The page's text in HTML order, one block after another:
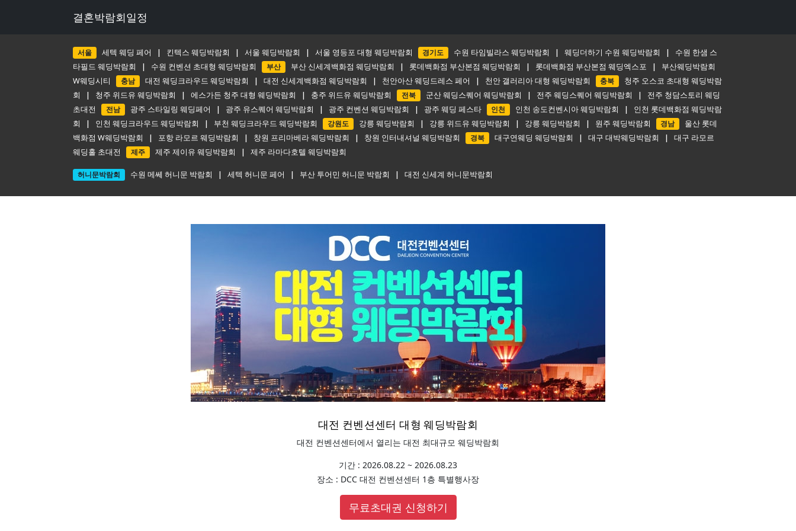
결혼박람회일정
서울 세텍 웨딩 페어 | 킨텍스 웨딩박람회 | 서울 웨딩박람회 | 서울 영등포 대형 웨딩박람회 경기도 수원 타임빌라스 웨딩박람회 |웨딩더하기 수원 웨딩박람회 | 수원 한샘 스
타필드 웨딩박람회
| 수원 컨벤션 초대형 웨딩박람회 부산 부산 신세계백화점 웨딩박람회 | 롯데백화점 부산본점 웨딩박람회 | 롯데백화점 부산본점 웨딩엑스포 | 부산웨딩박람회
W웨딩시티
충남 대전 웨딩크라우드 웨딩박람회 | 대전 신세계백화점 웨딩박람회 | 천안아산 웨딩드레스 페어 | 천안 갤러리아 대형 웨딩박람회 충북
청주 오스코 초대형 웨딩박람
회
| 청주 위드유 웨딩박람회 | 에스가든 청주 대형 웨딩박람회 | 충주 위드유 웨딩박람회 전북 군산 웨딩스퀘어 웨딩박람회 | 전주 웨딩스퀘어 웨딩박람회 | 전주 청담스토리 웨딩
초대전
전남 광주 스타일링 웨딩페어 | 광주 유스퀘어 웨딩박람회 | 광주 컨벤션 웨딩박람회 | 광주 웨딩 페스타 인천 인천 송도컨벤시아 웨딩박람회 | 인천 롯데백화점 웨딩박람
회
| 인천 웨딩크라우드 웨딩박람회 | 부천 웨딩크라우드 웨딩박람회 강원도 강릉 웨딩박람회 | 강릉 위드유 웨딩박람회 | 강릉 웨딩박람회 | 원주 웨딩박람회 경남
울산 롯데
백화점 W웨딩박람회
| 포항 라모르 웨딩박람회 | 창원 프리마베라 웨딩박람회 | 창원 인터내셔널 웨딩박람회 경북 대구연웨딩 웨딩박람회 | 대구 대박웨딩박람회 | 대구 라모르
웨딩홀 초대전
제주 제주 제이유 웨딩박람회 | 제주 라마다호텔 웨딩박람회
허니문박람회 수원 메쎄 허니문 박람회 | 세텍 허니문 페어 | 부산 투어민 허니문 박람회 | 대전 신세계 허니문박람회
대전 컨벤션센터 대형 웨딩박람회
대전 컨벤션센터에서 열리는 대전 최대규모 웨딩박람회
기간 : 2026.08.22 ~ 2026.08.23
장소 : DCC 대전 컨벤션센터 1층 특별행사장
무료초대권 신청하기